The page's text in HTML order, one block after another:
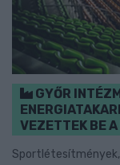
GYŐR
VEZETTEK BE